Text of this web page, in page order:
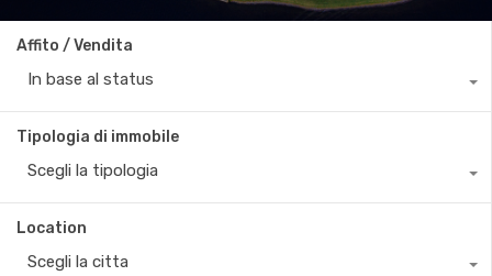
Affito / Vendita
In base al status
Tipologia di immobile
Scegli la tipologia
Location
Scegli la citta